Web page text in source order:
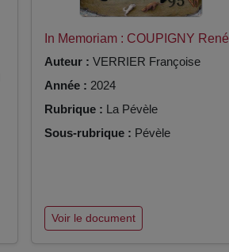
In Memoriam : COUPIGNY René
Auteur : VERRIER Françoise
Année : 2024
Rubrique : La Pévèle
Sous-rubrique : Pévèle
Voir le document